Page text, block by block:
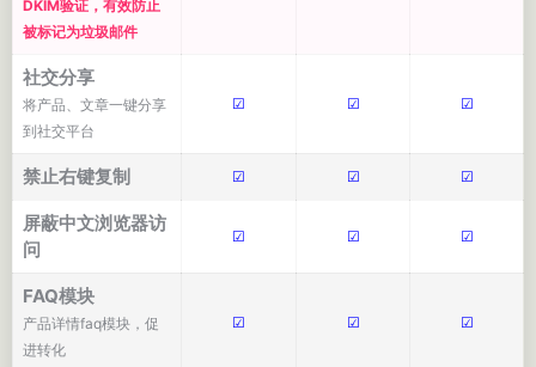
DKIM验证，有效防止
被标记为垃圾邮件
社交分享
将产品、文章一键分享
到社交平台
☑ ☑ ☑
禁止右键复制 ☑ ☑ ☑
屏蔽中文浏览器访
问
☑ ☑ ☑
FAQ模块
产品详情faq模块，促
进转化
☑ ☑ ☑